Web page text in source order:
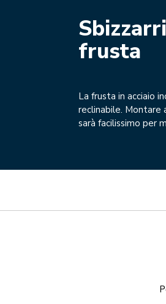
frusta
La frusta in acciaio
reclinabile. Montare
sarà facilissimo per